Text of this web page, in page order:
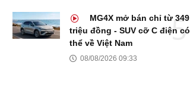
MG4X mở bán chỉ từ 349
triệu đồng - SUV cỡ C điện có
thể về Việt Nam
08/08/2026 09:33